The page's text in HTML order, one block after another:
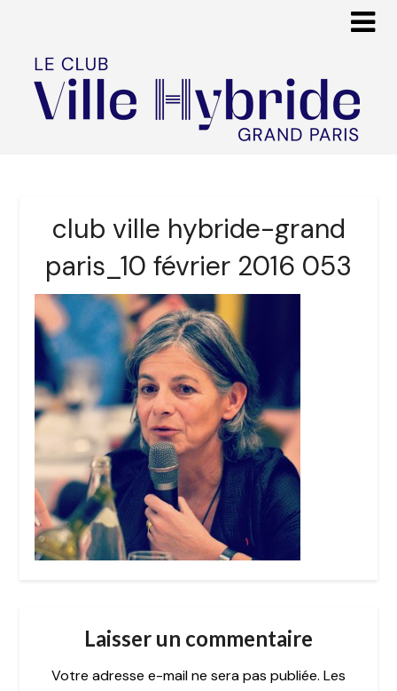
club ville hybride-grand
paris_10 février 2016 053
Laisser un commentaire
Votre adresse e-mail ne sera pas publiée. Les